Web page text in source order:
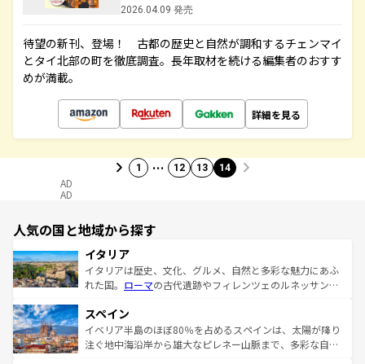
2026.04.09 発売
待望の新刊、登場！ 古都の歴史と自然が調和するチェンマイ
とタイ北部の町を徹底調査。長年取材を続ける編集者のおすす
めが満載。
詳細を見る
1 … 12 13 14
AD
AD
人気の国と地域から探す
イタリア
イタリアは歴史、文化、グルメ、自然と多彩な魅力にあふ
れた国。 ローマの古代遺跡やフィレンツェのルネッサンス
ろん、トスカーナの美しい田園風景やアマルフィ海岸の絶
景など、自然景観も見逃せない。観光の合間には、本場の
ピザやパスタなど、絶品のイタリア料理を堪能することも
スペイン
イベリア半島のほぼ80％を占めるスペインは、太陽が降り
注ぐ地中海沿岸から雄大なピレネー山脈まで、多彩な自然